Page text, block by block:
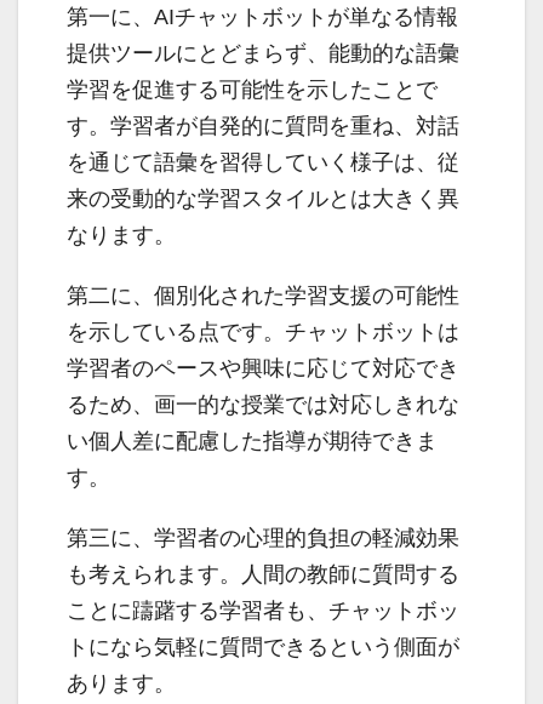
第一に、AIチャットボットが単なる情報
提供ツールにとどまらず、能動的な語彙
学習を促進する可能性を示したことで
す。学習者が自発的に質問を重ね、対話
を通じて語彙を習得していく様子は、従
来の受動的な学習スタイルとは大きく異
なります。
第二に、個別化された学習支援の可能性
を示している点です。チャットボットは
学習者のペースや興味に応じて対応でき
るため、画一的な授業では対応しきれな
い個人差に配慮した指導が期待できま
す。
第三に、学習者の心理的負担の軽減効果
も考えられます。人間の教師に質問する
ことに躊躇する学習者も、チャットボッ
トになら気軽に質問できるという側面が
あります。